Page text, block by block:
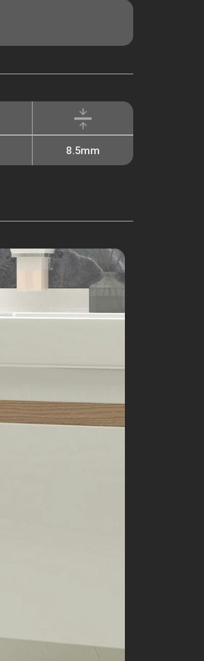
8.5mm